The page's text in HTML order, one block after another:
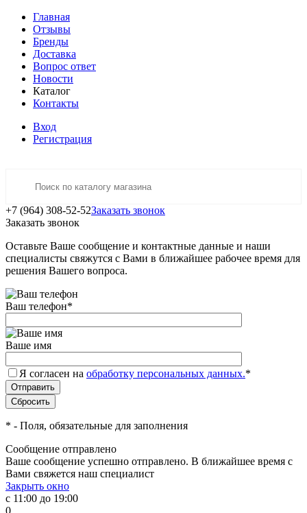
Главная
Отзывы
Бренды
Доставка
Вопрос ответ
Новости
Каталог
Контакты
Вход
Регистрация
+7 (964) 308-52-52Заказать звонок
Заказать звонок
Оставьте Ваше сообщение и контактные данные и наши
специалисты свяжутся с Вами в ближайшее рабочее время для
решения Вашего вопроса.
Ваш телефон*
Ваше имя
Я согласен на обработку персональных данных.*
* - Поля, обязательные для заполнения
Сообщение отправлено
Ваше сообщение успешно отправлено. В ближайшее время с
Вами свяжется наш специалист
Закрыть окно
с 11:00 до 19:00
0